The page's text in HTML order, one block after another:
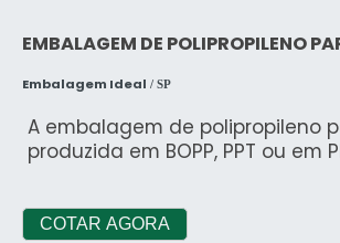
EMBALAGEM DE POLIPROPILENO
Embalagem Ideal / SP
A embalagem de polipropileno
produzida em BOPP, PPT ou em
COTAR AGORA